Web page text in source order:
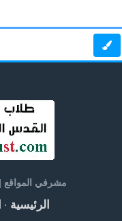
مشرفي المواقع
الرئيسية·